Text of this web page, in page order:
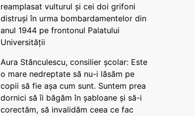
reamplasat vulturul și cei doi grifoni
distruși în urma bombardamentelor din
anul 1944 pe frontonul Palatului
Universității
Aura Stănculescu, consilier școlar: Este
o mare nedreptate să nu-i lăsăm pe
copii să fie așa cum sunt. Suntem prea
dornici să îi băgăm în șabloane și să-i
corectăm, să invalidăm ceea ce fac